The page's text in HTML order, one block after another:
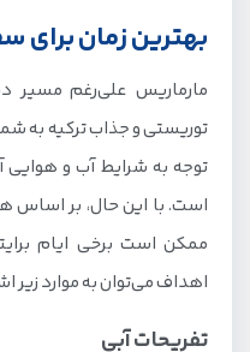
بهترین زمان برای
مارماریس علی‌رغم مسیر
توریستی و جذاب ترکیه به
توجه به شرایط آب و
است. با این حال، بر اساس
ممکن است برخی ایام
اهداف می‌توان به موارد زیر
تفریحات آبی